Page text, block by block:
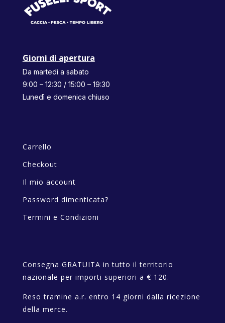
Giorni di apertura
Da martedì a sabato
9:00 – 12:30 / 15:00 – 19:30
Lunedì e domenica chiuso
Carrello
Checkout
Il mio account
Password dimenticata?
Termini e Condizioni
Consegna GRATUITA in tutto il territorio
nazionale per importi superiori a € 120.
Reso tramine a.r. entro 14 giorni dalla ricezione
della merce.